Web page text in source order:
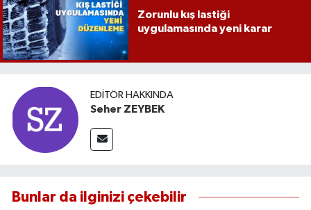
Zorunlu kış lastiği
uygulamasında yeni karar
EDITÖR HAKKINDA
Seher ZEYBEK
Bunlar da ilginizi çekebilir